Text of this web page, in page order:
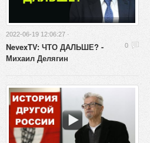
2022-06-19 12:06:27 ·
0
NevexTV: ЧТО ДАЛЬШЕ? -
Михаил Делягин